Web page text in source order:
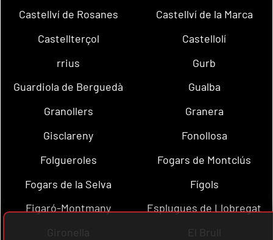
Castellví de Rosanes
Castellví de la Marca
Castellterçol
Castellolí
rrius
Gurb
Guardiola de Berguedà
Gualba
Granollers
Granera
Gisclareny
Fonollosa
Folgueroles
Fogars de Montclús
Fogars de la Selva
Fígols
Figaró-Montmany
Esplugues de Llobregat
Gironella
El Brull